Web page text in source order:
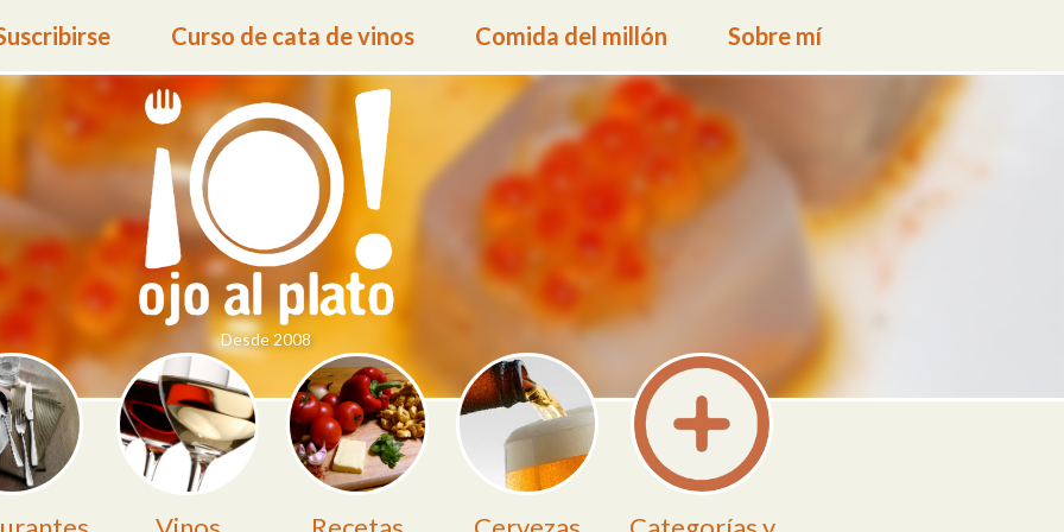
Curso de cata de vinos Comida del millón Sobre mí
Desde 2008